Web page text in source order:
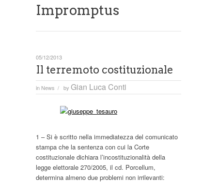
Impromptus
Il terremoto costituzionale
in News / by Gian Luca Conti
05/12/2013
1 – Si è scritto nella immediatezza del comunicato
stampa che la sentenza con cui la Corte
costituzionale dichiara l’incostituzionalità della
legge elettorale 270/2005, il cd. Porcellum,
determina almeno due problemi non irrilevanti: